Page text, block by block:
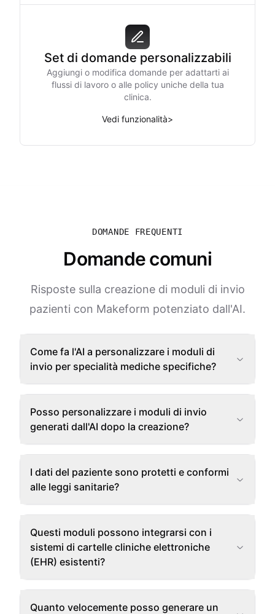
Set di domande personalizzabili
Aggiungi o modifica domande per adattarti ai
flussi di lavoro o alle policy uniche della tua
clinica.
Vedi funzionalità>
DOMANDE FREQUENTI
Domande comuni
Risposte sulla creazione di moduli di invio
pazienti con Makeform potenziato dall'AI.
Come fa l'AI a personalizzare i moduli di
invio per specialità mediche specifiche?
Posso personalizzare i moduli di invio
generati dall'AI dopo la creazione?
I dati del paziente sono protetti e conformi
alle leggi sanitarie?
Questi moduli possono integrarsi con i
sistemi di cartelle cliniche elettroniche
(EHR) esistenti?
Quanto velocemente posso generare un